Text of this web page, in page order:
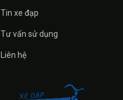
Tin xe đạp
Tư vấn sử dụng
Liên hệ